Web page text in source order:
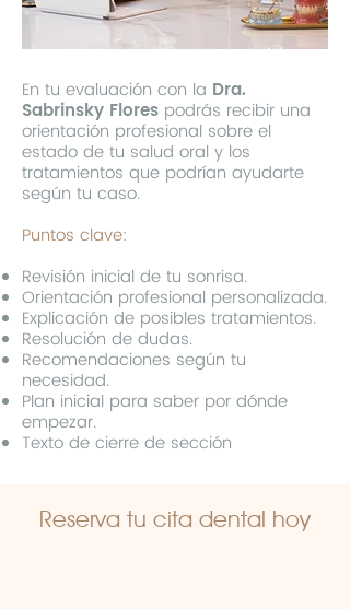
En tu evaluación con la Dra.
Sabrinsky Flores podrás recibir una
orientación profesional sobre el
estado de tu salud oral y los
tratamientos que podrían ayudarte
según tu caso.
Puntos clave:
Revisión inicial de tu sonrisa.
Orientación profesional personalizada.
Explicación de posibles tratamientos.
Resolución de dudas.
Recomendaciones según tu
necesidad.
Plan inicial para saber por dónde
empezar.
Texto de cierre de sección
Reserva tu cita dental hoy